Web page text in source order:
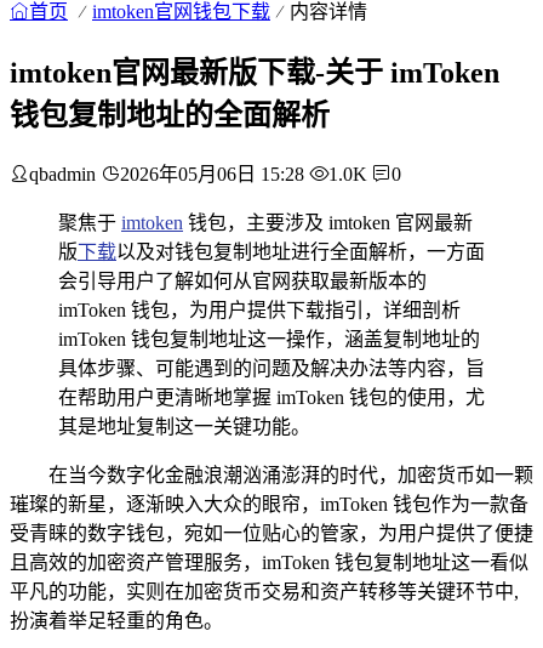
首页 imtoken官网钱包下载 内容详情
imtoken官网最新版下载-关于 imToken
钱包复制地址的全面解析
qbadmin 2026年05月06日 15:28 1.0K 0
聚焦于 imtoken 钱包，主要涉及 imtoken 官网最新
版下载以及对钱包复制地址进行全面解析，一方面
会引导用户了解如何从官网获取最新版本的
imToken 钱包，为用户提供下载指引，详细剖析
imToken 钱包复制地址这一操作，涵盖复制地址的
具体步骤、可能遇到的问题及解决办法等内容，旨
在帮助用户更清晰地掌握 imToken 钱包的使用，尤
其是地址复制这一关键功能。
在当今数字化金融浪潮汹涌澎湃的时代，加密货币如一颗
璀璨的新星，逐渐映入大众的眼帘，imToken 钱包作为一款备
受青睐的数字钱包，宛如一位贴心的管家，为用户提供了便捷
且高效的加密资产管理服务，imToken 钱包复制地址这一看似
平凡的功能，实则在加密货币交易和资产转移等关键环节中,
扮演着举足轻重的角色。